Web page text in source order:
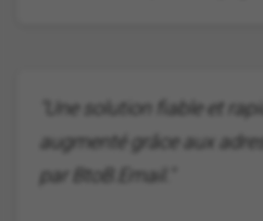
"Une solution fiable et
augmenté grâce aux
par BtoB.Email."